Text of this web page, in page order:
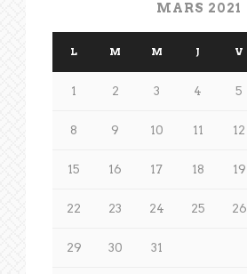
MARS 2021
L M M J V
1 2 3 4 5
8 9 10 11 12
15 16 17 18 19
22 23 24 25 26
29 30 31